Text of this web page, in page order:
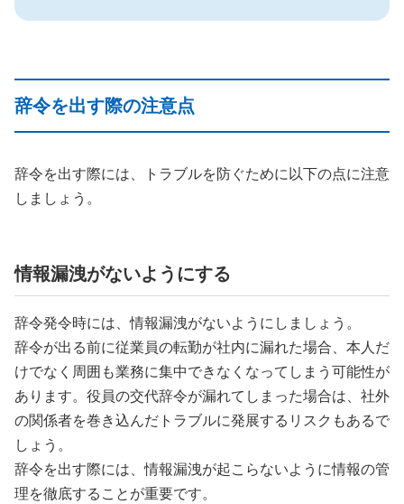
辞令を出す際の注意点
辞令を出す際には、トラブルを防ぐために以下の点に注意
しましょう。
情報漏洩がないようにする
辞令発令時には、情報漏洩がないようにしましょう。
辞令が出る前に従業員の転勤が社内に漏れた場合、本人だ
けでなく周囲も業務に集中できなくなってしまう可能性が
あります。役員の交代辞令が漏れてしまった場合は、社外
の関係者を巻き込んだトラブルに発展するリスクもあるで
しょう。
辞令を出す際には、情報漏洩が起こらないように情報の管
理を徹底することが重要です。